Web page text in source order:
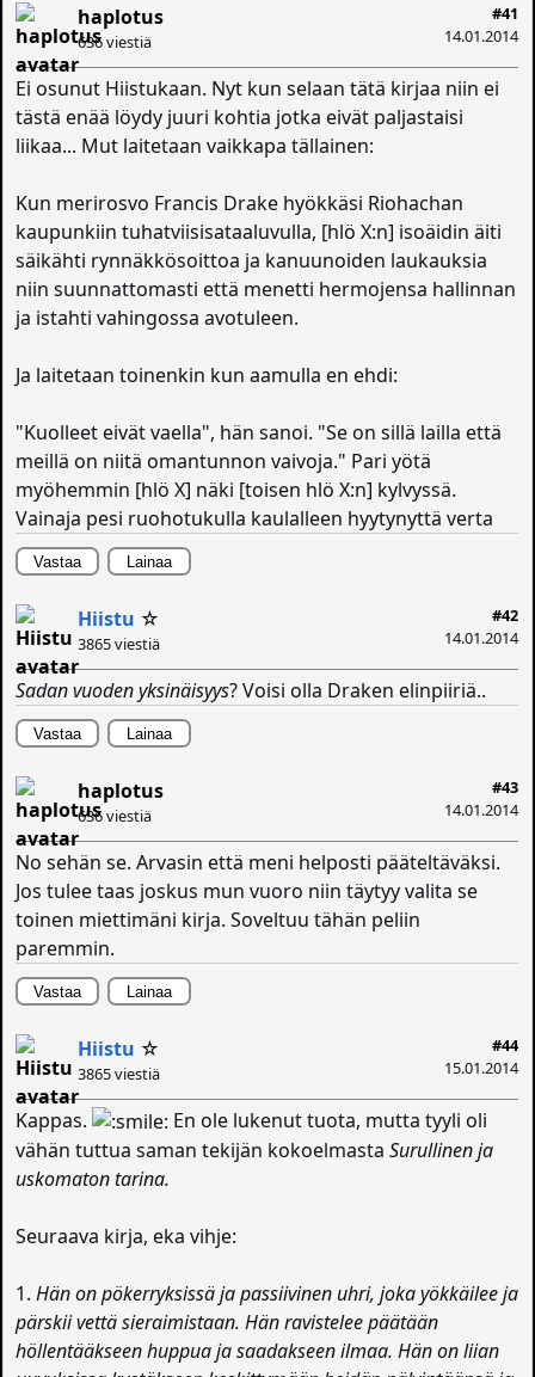
#41
14.01.2014
haplotus
636 viestiä
Ei osunut Hiistukaan. Nyt kun selaan tätä kirjaa niin ei
tästä enää löydy juuri kohtia jotka eivät paljastaisi
liikaa... Mut laitetaan vaikkapa tällainen:
Kun merirosvo Francis Drake hyökkäsi Riohachan
kaupunkiin tuhatviisisataaluvulla, [hlö X:n] isoäidin äiti
säikähti rynnäkkösoittoa ja kanuunoiden laukauksia
niin suunnattomasti että menetti hermojensa hallinnan
ja istahti vahingossa avotuleen.
Ja laitetaan toinenkin kun aamulla en ehdi:
"Kuolleet eivät vaella", hän sanoi. "Se on sillä lailla että
meillä on niitä omantunnon vaivoja." Pari yötä
myöhemmin [hlö X] näki [toisen hlö X:n] kylvyssä.
Vainaja pesi ruohotukulla kaulalleen hyytynyttä verta
Vastaa Lainaa
#42
14.01.2014
Hiistu ☆
3865 viestiä
Sadan vuoden yksinäisyys? Voisi olla Draken elinpiiriä..
Vastaa Lainaa
#43
14.01.2014
haplotus
636 viestiä
No sehän se. Arvasin että meni helposti pääteltäväksi.
Jos tulee taas joskus mun vuoro niin täytyy valita se
toinen miettimäni kirja. Soveltuu tähän peliin
paremmin.
Vastaa Lainaa
#44
15.01.2014
Hiistu ☆
3865 viestiä
Kappas.
En ole lukenut tuota, mutta tyyli oli
vähän tuttua saman tekijän kokoelmastaSurullinen ja
uskomaton tarina.
Seuraava kirja, eka vihje:
1.Hän on pökerryksissä ja passiivinen uhri, joka yökkäilee ja
pärskii vettä sieraimistaan. Hän ravistelee päätään
höllentääkseen huppua ja saadakseen ilmaa. Hän on liian